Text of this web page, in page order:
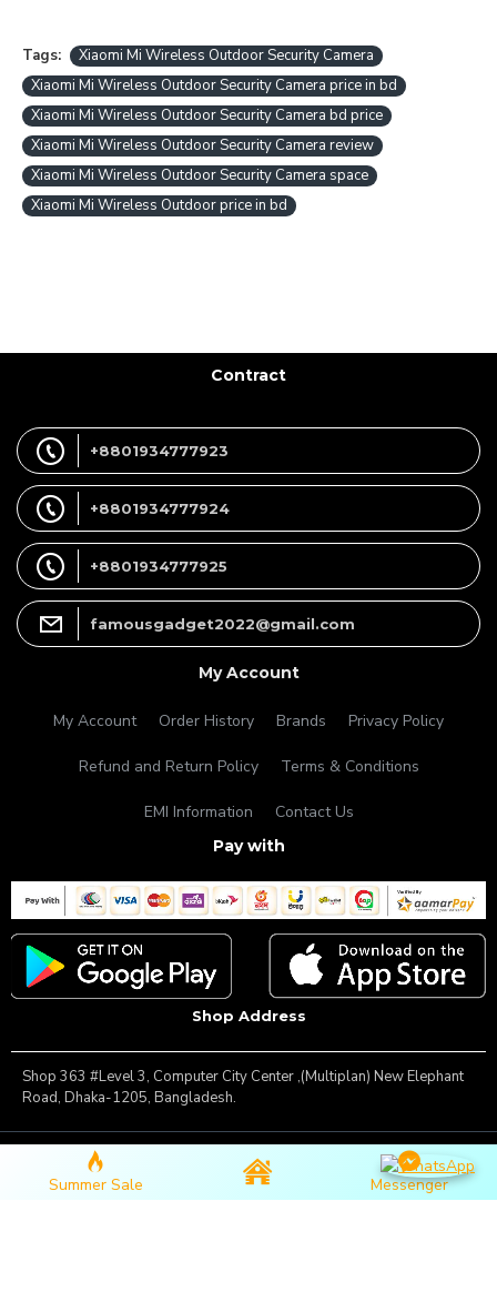
Tags:
Xiaomi Mi Wireless Outdoor Security Camera
Xiaomi Mi Wireless Outdoor Security Camera price in bd
Xiaomi Mi Wireless Outdoor Security Camera bd price
Xiaomi Mi Wireless Outdoor Security Camera review
Xiaomi Mi Wireless Outdoor Security Camera space
Xiaomi Mi Wireless Outdoor price in bd
Contract
+8801934777923
+8801934777924
+8801934777925
famousgadget2022@gmail.com
My Account
My Account Order History Brands Privacy Policy
Refund and Return Policy Terms & Conditions
EMI Information Contact Us
Pay with
Shop Address
Shop 363 #Level 3, Computer City Center ,(Multiplan) New Elephant
Road, Dhaka-1205, Bangladesh.
Copyright © 2025, Famous Gadget, All Rights Reserved
Summer Sale Messenger